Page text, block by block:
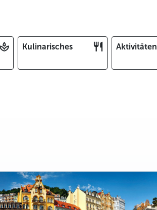
Kulinarisches Aktivitäten